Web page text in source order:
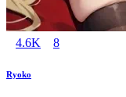
4.6K 8
Ryoko